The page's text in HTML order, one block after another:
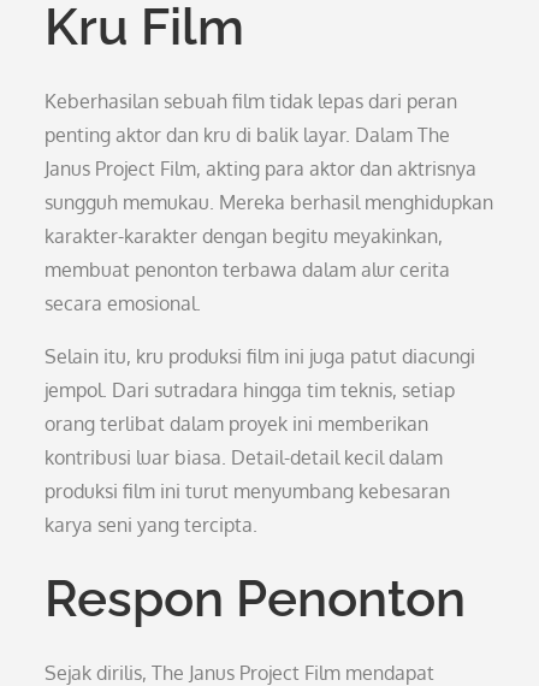
Kru Film
Keberhasilan sebuah film tidak lepas dari peran
penting aktor dan kru di balik layar. Dalam The
Janus Project Film, akting para aktor dan aktrisnya
sungguh memukau. Mereka berhasil menghidupkan
karakter-karakter dengan begitu meyakinkan,
membuat penonton terbawa dalam alur cerita
secara emosional.
Selain itu, kru produksi film ini juga patut diacungi
jempol. Dari sutradara hingga tim teknis, setiap
orang terlibat dalam proyek ini memberikan
kontribusi luar biasa. Detail-detail kecil dalam
produksi film ini turut menyumbang kebesaran
karya seni yang tercipta.
Respon Penonton
Sejak dirilis, The Janus Project Film mendapat